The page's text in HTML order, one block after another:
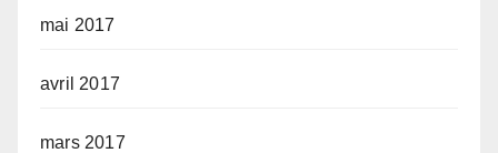
mai 2017
avril 2017
mars 2017